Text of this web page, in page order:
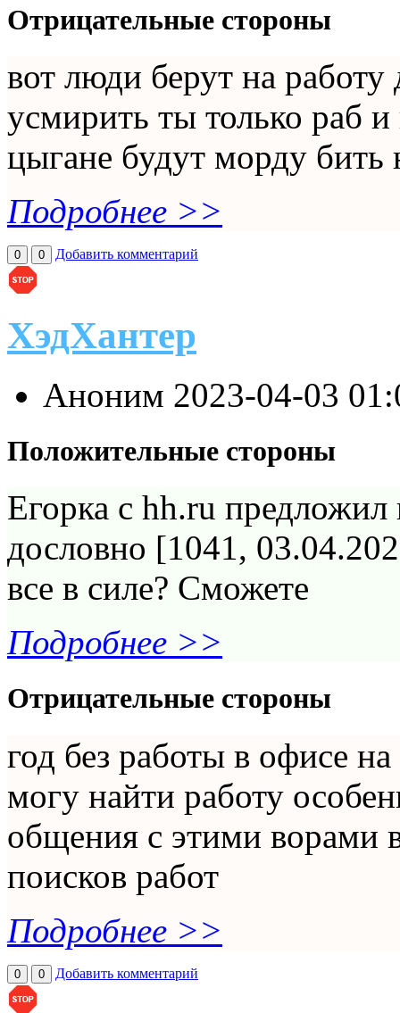
Отрицательные стороны
вот люди берут на работу
усмирить ты только раб
цыгане будут морду бить
Подробнее >>
0 0 Добавить комментарий
ХэдХантер
Аноним 2023-04-03
Положительные стороны
Егорка с hh.ru
дословно [1041,
все в силе? Сможете
Подробнее >>
Отрицательные стороны
год без работы в офисе
могу найти работу
общения с этими ворами
поисков работ
Подробнее >>
0 0 Добавить комментарий